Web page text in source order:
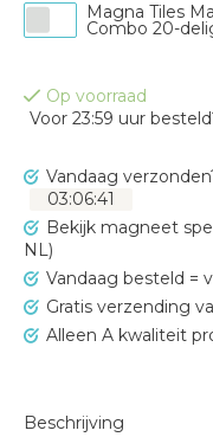
Magna Tiles
Combo 20-
Op voorraad
Voor 23:59 uur
Vandaag
03:06:40
Bekijk magneet
NL)
Vandaag besteld =
Gratis verzending
Alleen A kwaliteit
Beschrijving